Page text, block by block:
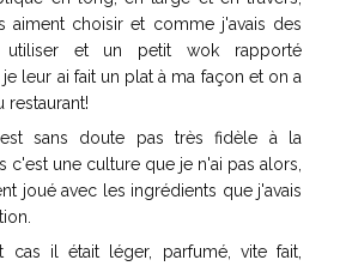
aiment choisir et comme j'avais des
utiliser et un petit wok rapporté
leur ai fait un plat à ma façon et on a
restaurant!
sans doute pas très fidèle à la
c'est une culture que je n'ai pas alors,
joué avec les ingrédients que j'avais
cas il était léger, parfumé, vite fait,